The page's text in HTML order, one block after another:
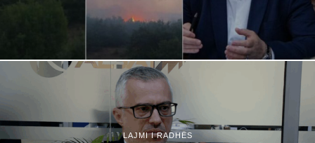
LAJMI I RADHËS